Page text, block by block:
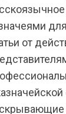
от